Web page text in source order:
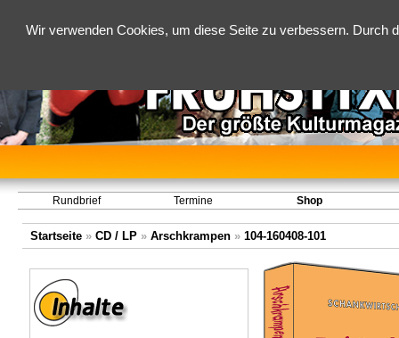
Wir verwenden Cookies, um diese Seite zu verbessern.
Rundbrief Termine Shop
Startseite» CD / LP» Arschkrampen» 104-160408-101